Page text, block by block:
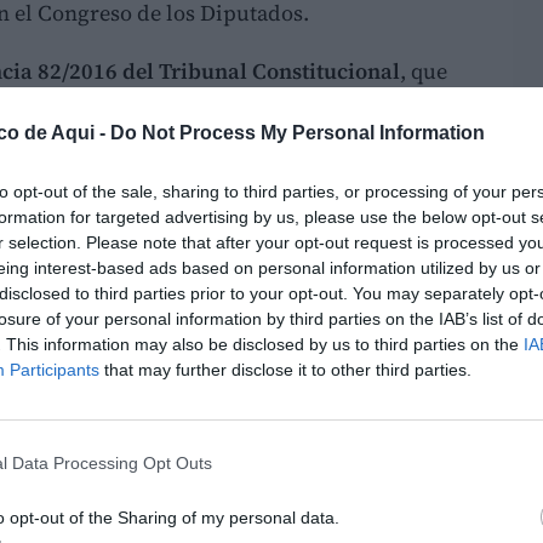
de Aqui - Do Not Process My Personal Information
opt-out of the sale, sharing to third parties, or processing of your
for targeted advertising by us, please use the below opt-out
selection. Please note that after your opt-out request is processed
interest-based ads based on personal information utilized by us
to third parties prior to your opt-out. You may separately
of your personal information by third parties on the IAB’s list of
This information may also be disclosed by us to third parties on the
Participants that may further disclose it to other third parties.
Data Processing Opt Outs
opt-out of the Sharing of my personal data.
Congreso de los Diputados.
82/2016 del Tribunal Constitucional, que
una década, anuló la
Valenciano, vigente entre julio de 2008 y
matrimonios valencianos quedaban
régimen deseparación de bienes , una
empresarios, autónomos y profesionales
a la gestión patrimonial y empresarial.
del Gobierno de
que el origen de aquella anulación se
contra una ley aprobada por Les
abrió la puerta a posteriores